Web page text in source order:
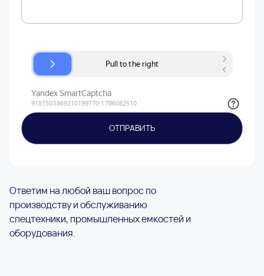
Ответим на любой ваш вопрос по
производству и обслуживанию
спецтехники, промышленных емкостей и
оборудования.